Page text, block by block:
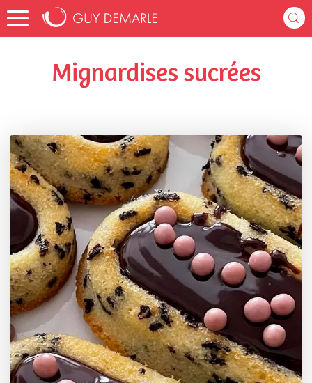
Accueil cath973
Listes de favoris
Mignardises sucrées
Mignardises sucrées